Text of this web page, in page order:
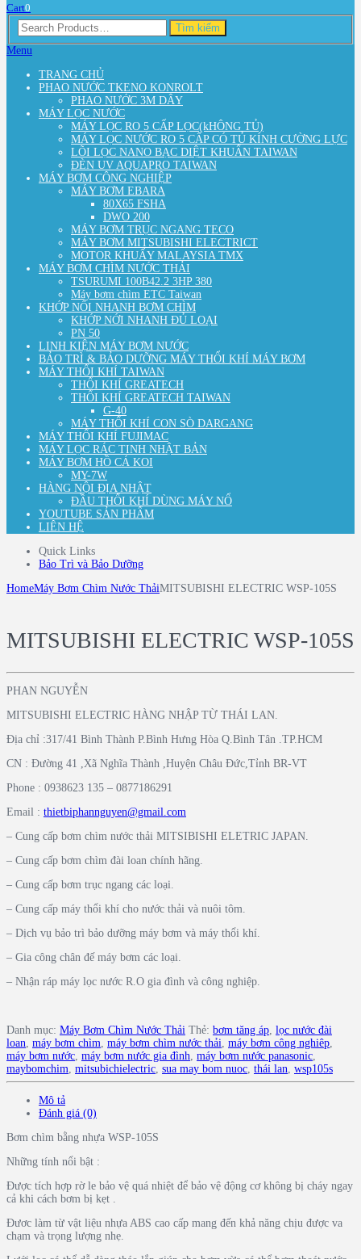
Cart0
Search
for:
Tìm kiếm
Menu
TRANG CHỦ
PHAO NƯỚC TKENO KONROLT
PHAO NƯỚC 3M DÂY
MÁY LỌC NƯỚC
MÁY LỌC RO 5 CẤP LỌC(kHÔNG TỦ)
MÁY LỌC NƯỚC RO 5 CẤP CÓ TỦ KÍNH CƯỜNG LỰC
LÕI LỌC NANO BẠC DIỆT KHUẨN TAIWAN
ĐÈN UV AQUAPRO TAIWAN
MÁY BƠM CÔNG NGHIỆP
MÁY BƠM EBARA
80X65 FSHA
DWO 200
MÁY BƠM TRỤC NGANG TECO
MÁY BƠM MITSUBISHI ELECTRICT
MOTOR KHUẤY MALAYSIA TMX
MÁY BƠM CHÌM NƯỚC THẢI
TSURUMI 100B42.2 3HP 380
Máy bơm chìm ETC Taiwan
KHỚP NỐI NHANH BƠM CHÌM
KHỚP NỚI NHANH ĐỦ LOẠI
PN 50
LINH KIỆN MÁY BƠM NƯỚC
BẢO TRÌ & BẢO DƯỠNG MÁY THỔI KHÍ MÁY BƠM
MÁY THỔI KHÍ TAIWAN
THỔI KHÍ GREATECH
THỔI KHÍ GREATECH TAIWAN
G-40
MÁY THỔI KHÍ CON SÒ DARGANG
MÁY THỔI KHÍ FUJIMAC
MÁY LỌC RÁC TINH NHẬT BẢN
MÁY BƠM HỒ CÁ KOI
MY-7W
HÀNG NỘI ĐỊA NHẬT
ĐẦU THỔI KHÍ DÙNG MÁY NỔ
YOUTUBE SẢN PHẨM
LIÊN HỆ
Quick Links
Bảo Trì và Bảo Dưỡng
HomeMáy Bơm Chìm Nước ThảiMITSUBISHI ELECTRIC WSP-105S
MITSUBISHI ELECTRIC WSP-105S
PHAN NGUYỄN
MITSUBISHI ELECTRIC HÀNG NHẬP TỪ THÁI LAN.
Địa chỉ :317/41 Bình Thành P.Bình Hưng Hòa Q.Bình Tân .TP.HCM
CN : Đường 41 ,Xã Nghĩa Thành ,Huyện Châu Đức,Tỉnh BR-VT
Phone : 0938623 135 – 0877186291
Email : thietbiphannguyen@gmail.com
– Cung cấp bơm chìm nước thải MITSIBISHI ELETRIC JAPAN.
– Cung cấp bơm chìm đài loan chính hãng.
– Cung cấp bơm trục ngang các loại.
– Cung cấp máy thổi khí cho nước thải và nuôi tôm.
– Dịch vụ bảo trì bảo dưỡng máy bơm và máy thổi khí.
– Gia công chân đế máy bơm các loại.
– Nhận ráp máy lọc nước R.O gia đình và công nghiệp.
Danh mục: Máy Bơm Chìm Nước Thải Thẻ: bơm tăng áp lọc nước đài
loan máy bơm chìm máy bơm chìm nước thải máy bơm công nghiêp
máy bơm nước máy bơm nước gia đình máy bơm nước panasonic
maybomchim mitsubichielectric sua may bom nuoc thái lan wsp105s
Mô tả
Đánh giá (0)
Bơm chìm bằng nhựa WSP-105S
Những tính nổi bật :
Được tích hợp rờ le bảo vệ quá nhiệt để bảo vệ động cơ không bị cháy ngay
cả khi cách bơm bị kẹt .
Đươc làm từ vật liệu nhựa ABS cao cấp mang đến khả năng chịu được va
chạm và trọng lượng nhẹ.